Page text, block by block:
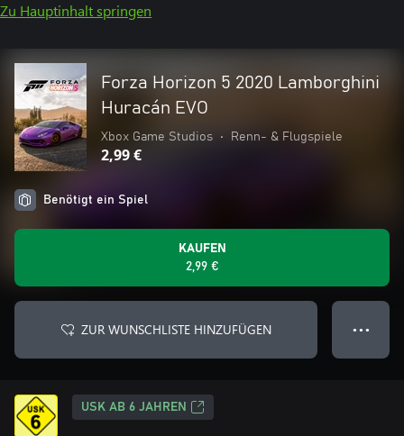
Zu Hauptinhalt springen
Forza Horizon 5 2020 Lamborghini
Huracán EVO
Xbox Game Studios • Renn- & Flugspiele
2,99 €
Benötigt ein Spiel
KAUFEN
2,99 €
ZUR WUNSCHLISTE HINZUFÜGEN ● ● ●
USK AB 6 JAHREN